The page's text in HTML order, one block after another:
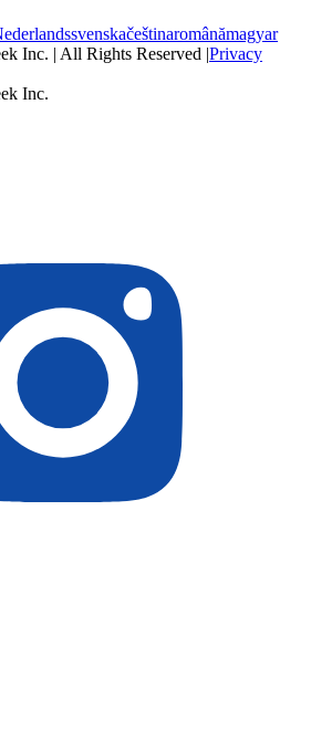
svenskačeštinaromânămagyar
Inc. | All Rights Reserved |Privacy
Inc.